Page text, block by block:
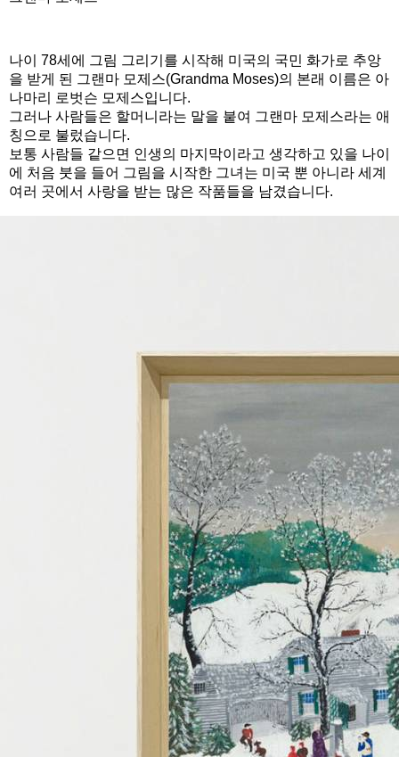
나이 78세에 그림 그리기를 시작해 미국의 국민 화가로 추앙
을 받게 된 그랜마 모제스(Grandma Moses)의 본래 이름은 아
나마리 로벗슨 모제스입니다.
그러나 사람들은 할머니라는 말을 붙여 그랜마 모제스라는 애
칭으로 불렀습니다.
보통 사람들 같으면 인생의 마지막이라고 생각하고 있을 나이
에 처음 붓을 들어 그림을 시작한 그녀는 미국 뿐 아니라 세계
여러 곳에서 사랑을 받는 많은 작품들을 남겼습니다.